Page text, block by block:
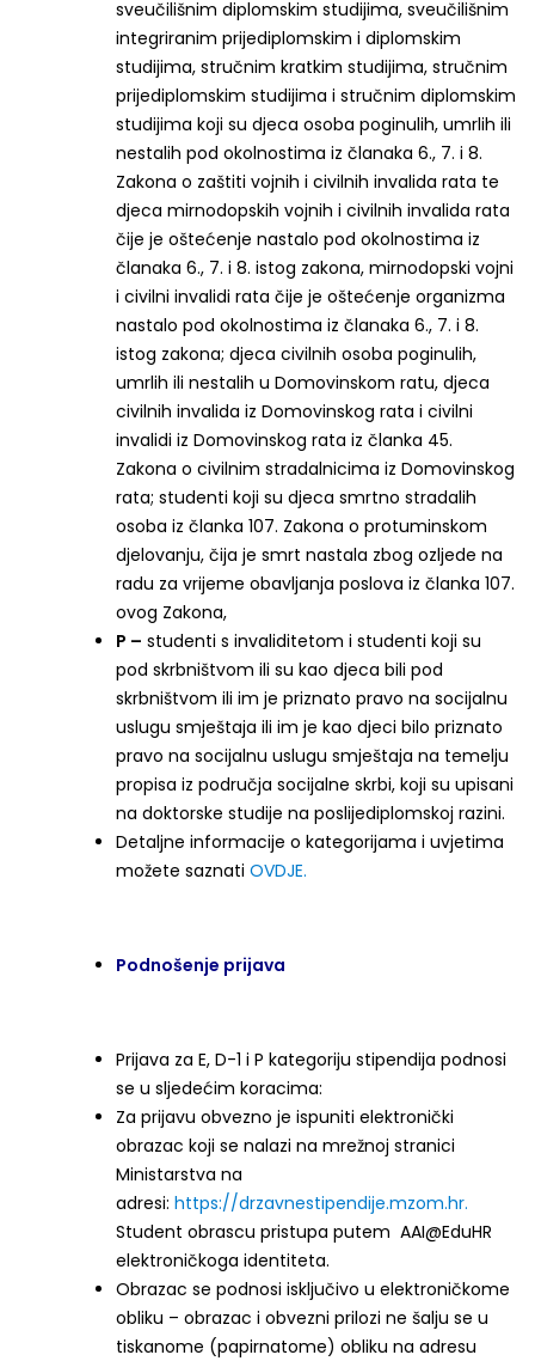
sveučilišnim diplomskim studijima, sveučilišnim
integriranim prijediplomskim i diplomskim
studijima, stručnim kratkim studijima, stručnim
prijediplomskim studijima i stručnim diplomskim
studijima koji su djeca osoba poginulih, umrlih ili
nestalih pod okolnostima iz članaka 6., 7. i 8.
Zakona o zaštiti vojnih i civilnih invalida rata te
djeca mirnodopskih vojnih i civilnih invalida rata
čije je oštećenje nastalo pod okolnostima iz
članaka 6., 7. i 8. istog zakona, mirnodopski vojni
i civilni invalidi rata čije je oštećenje organizma
nastalo pod okolnostima iz članaka 6., 7. i 8.
istog zakona; djeca civilnih osoba poginulih,
umrlih ili nestalih u Domovinskom ratu, djeca
civilnih invalida iz Domovinskog rata i civilni
invalidi iz Domovinskog rata iz članka 45.
Zakona o civilnim stradalnicima iz Domovinskog
rata; studenti koji su djeca smrtno stradalih
osoba iz članka 107. Zakona o protuminskom
djelovanju, čija je smrt nastala zbog ozljede na
radu za vrijeme obavljanja poslova iz članka 107.
ovog Zakona,
P – studenti s invaliditetom i studenti koji su
pod skrbništvom ili su kao djeca bili pod
skrbništvom ili im je priznato pravo na socijalnu
uslugu smještaja ili im je kao djeci bilo priznato
pravo na socijalnu uslugu smještaja na temelju
propisa iz područja socijalne skrbi, koji su upisani
na doktorske studije na poslijediplomskoj razini.
Detaljne informacije o kategorijama i uvjetima
možete saznati OVDJE.
Podnošenje prijava
Prijava za E, D-1 i P kategoriju stipendija podnosi
se u sljedećim koracima:
Za prijavu obvezno je ispuniti elektronički
obrazac koji se nalazi na mrežnoj stranici
Ministarstva na
adresi: https://drzavnestipendije.mzom.hr.
Student obrascu pristupa putem AAI@EduHR
elektroničkoga identiteta.
Obrazac se podnosi isključivo u elektroničkome
obliku – obrazac i obvezni prilozi ne šalju se u
tiskanome (papirnatome) obliku na adresu